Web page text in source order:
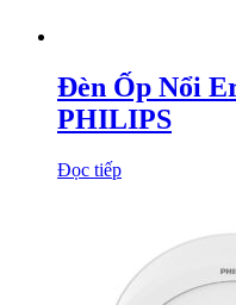
Đèn Ốp Nổi
PHILIPS
Đọc tiếp